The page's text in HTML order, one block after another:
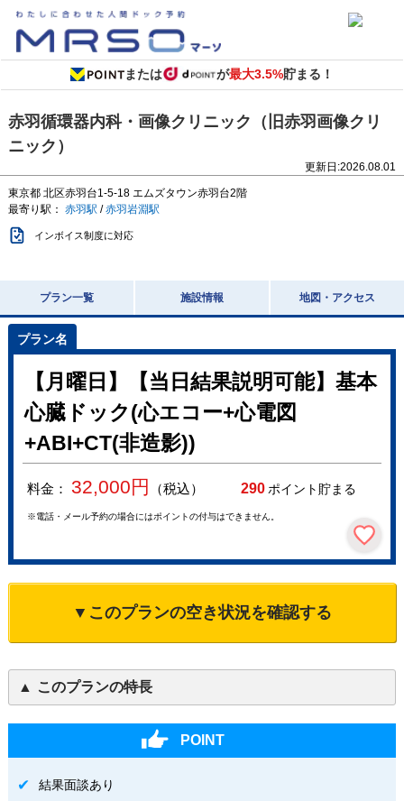
または が最大3.5%貯まる！
赤羽循環器内科・画像クリニック（旧赤羽画像クリ
ニック）
更新日:2026.08.01
東京都 北区赤羽台1-5-18 エムズタウン赤羽台2階
最寄り駅： 赤羽駅 /赤羽岩淵駅
インボイス制度に対応
プラン一覧 施設情報 地図・アクセス
【月曜日】【当日結果説明可能】基本
心臓ドック(心エコー+心電図
+ABI+CT(非造影))
料金： 32,000円 （税込） 290ポイント貯まる
※電話・メール予約の場合にはポイントの付与はできません。
▼このプランの空き状況を確認する
このプランの特長
POINT
結果面談あり